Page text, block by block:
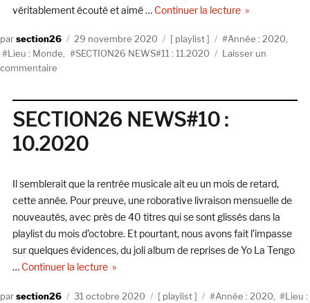
véritablement écouté et aimé … Continuer la lecturede «
Auteursection26
Publié
le
29 novembre 2020 Catégories
playlist Étiquettes
Année : 2020
Lieu : Monde
SECTION26 NEWS#11 : 11.2020
Laisser un
commentaire
:
11.2020
SECTION26 NEWS#10 :
10.2020
Il semblerait que la rentrée musicale ait eu un mois de retard,
cette année. Pour preuve, une roborative livraison mensuelle de
nouveautés, avec près de 40 titres qui se sont glissés dans la
playlist du mois d’octobre. Et pourtant, nous avons fait l’impasse
sur quelques évidences, du joli album de reprises de Yo La Tengo
… Continuer la lecturede « SECTION26 NEWS#10 : 10.2020 »
Auteursection26
Publié
31 octobre 2020 Catégories
playlist Étiquettes
Année : 2020
Lieu :